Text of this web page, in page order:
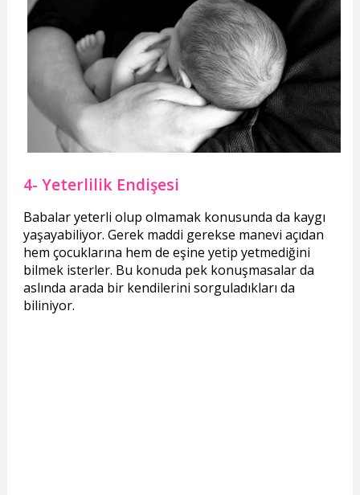
4- Yeterlilik Endişesi
Babalar yeterli olup olmamak konusunda da kaygı
yaşayabiliyor. Gerek maddi gerekse manevi açıdan
hem çocuklarına hem de eşine yetip yetmediğini
bilmek isterler. Bu konuda pek konuşmasalar da
aslında arada bir kendilerini sorguladıkları da
biliniyor.